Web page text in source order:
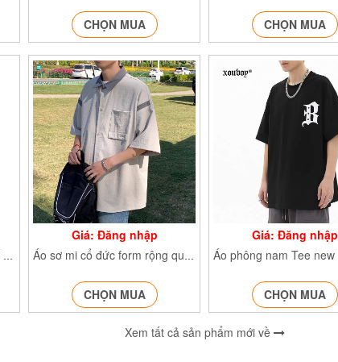
CHỌN MUA CHỌN MUA
Áo phông quảng châu in chữ áo thun cộc tay cổ tròn form rộng 15205
Giá: Đăng nhập
Áo sơ mi cổ đức form rộng quảng châu 643
CHỌN MUA
Giá: Đăng nhập
CHỌN MUA
Xem tất cả sản phẩm mới về